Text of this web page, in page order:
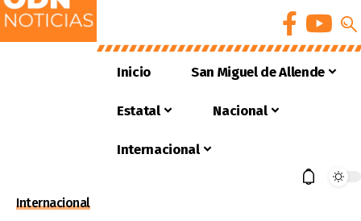
Inicio San Miguel de Allende
Estatal Nacional
Internacional
Internacional